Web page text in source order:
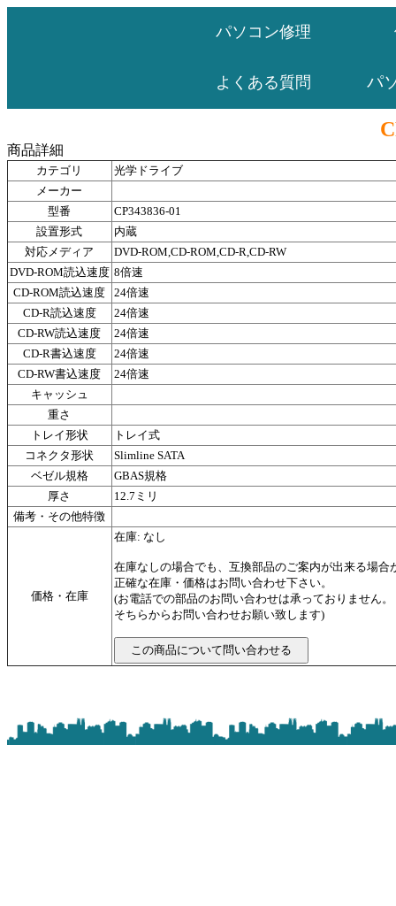
パソコン修理
よくある質問 パ
商品詳細
カテゴリ
光学ドライブ
メーカー
型番
CP343836-01
設置形式
内蔵
対応メディア
DVD-ROM,CD-ROM,CD-R,CD-RW
DVD-ROM読込速度 8倍速
CD-ROM読込速度
24倍速
CD-R読込速度
24倍速
CD-RW読込速度
24倍速
CD-R書込速度
24倍速
CD-RW書込速度
24倍速
キャッシュ
重さ
トレイ形状
トレイ式
コネクタ形状
Slimline SATA
ベゼル規格
GBAS規格
厚さ
12.7ミリ
備考・その他特徴
価格・在庫
在庫: なし
在庫なしの場合でも、互換部品のご案内が出来る場合
正確な在庫・価格はお問い合わせ下さい。
(お電話での部品のお問い合わせは承っておりません
そちらからお問い合わせお願い致します)